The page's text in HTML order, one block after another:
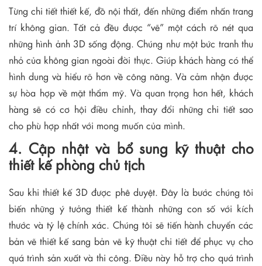
Từng chi tiết thiết kế, đồ nội thất, đến những điểm nhấn trang
trí không gian. Tất cả đều được “vẽ” một cách rõ nét qua
những hình ảnh 3D sống động. Chúng như một bức tranh thu
nhỏ của không gian ngoài đời thực. Giúp khách hàng có thể
hình dung và hiểu rõ hơn về công năng. Và cảm nhận được
sự hòa hợp về mặt thẩm mỹ. Và quan trọng hơn hết, khách
hàng sẽ có cơ hội điều chỉnh, thay đổi những chi tiết sao
cho phù hợp nhất với mong muốn của mình.
4. Cập nhật và bổ sung kỹ thuật cho
thiết kế phòng chủ tịch
Sau khi thiết kế 3D được phê duyệt. Đây là bước chúng tôi
biến những ý tưởng thiết kế thành những con số với kích
thước và tỷ lệ chính xác. Chúng tôi sẽ tiến hành chuyển các
bản vẽ thiết kế sang bản vẽ kỹ thuật chi tiết để phục vụ cho
quá trình sản xuất và thi công. Điều này hỗ trợ cho quá trình